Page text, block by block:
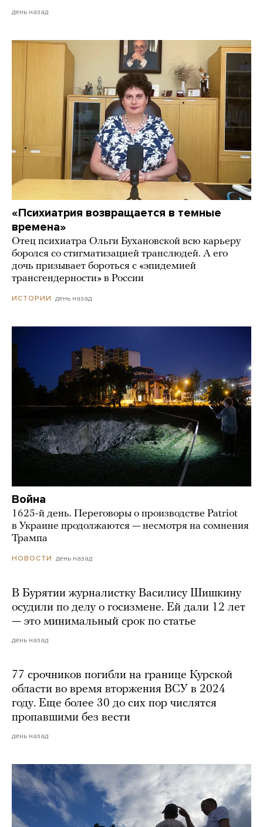
день назад
«Психиатрия возвращается в темные
времена»
Отец психиатра Ольги Бухановской всю карьеру
боролся со стигматизацией транслюдей. А его
дочь призывает бороться с «эпидемией
трансгендерности» в России
ИСТОРИИ день назад
Война
1625-й день. Переговоры о производстве Patriot
в Украине продолжаются — несмотря на сомнения
Трампа
НОВОСТИ день назад
В Бурятии журналистку Василису Шишкину
осудили по делу о госизмене. Ей дали 12 лет
— это минимальный срок по статье
день назад
77 срочников погибли на границе Курской
области во время вторжения ВСУ в 2024
году. Еще более 30 до сих пор числятся
пропавшими без вести
день назад